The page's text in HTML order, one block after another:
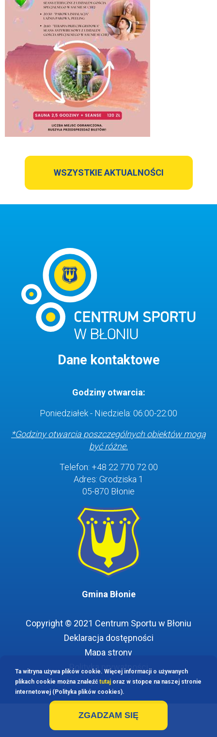
Ta witryna używa plików cookie. Więcej informacji o używanych
plikach cookie można znaleźćtutaj oraz w stopce na naszej stronie
internetowej (Polityka plików cookies).
ZGADZAM SIĘ
WSZYSTKIE AKTUALNOŚCI
Dane kontaktowe
Godziny otwarcia:
Poniedziałek - Niedziela: 06:00-22:00
*Godziny otwarcia poszczególnych obiektówmogą
być różne.
Telefon: +48 22 770 72 00
Adres: Grodziska 1
05-870 Błonie
Gmina Błonie
Copyright © 2021 Centrum Sportu w Błoniu
Menu
Deklaracja dostępności
Mapa strony
Polityka prywatności
Projekt i wykonanie:Vobacom